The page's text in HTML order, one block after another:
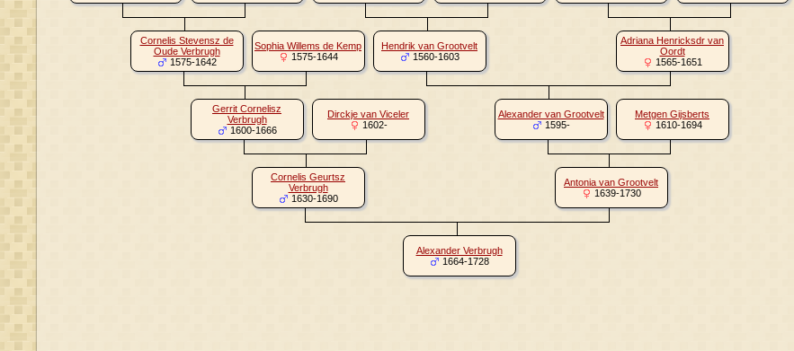
Cornelis Stevensz de
Oude Verbrugh
1575-1642
Sophia Willems de Kemp
1575-1644
Hendrik van Grootvelt
1560-1603
Adriana Henricksdr van
Oordt
1565-1651
Gerrit Cornelisz
Verbrugh
1600-1666
Dirckje van Viceler
1602-
Alexander van Grootvelt
1595-
Metgen Gijsberts
1610-1694
Cornelis Geurtsz
Verbrugh
1630-1690
Antonia van Grootvelt
1639-1730
Alexander Verbrugh
1664-1728